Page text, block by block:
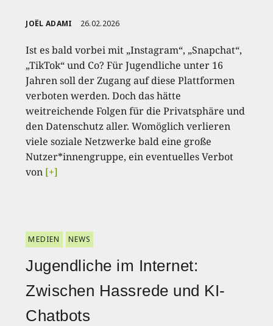
JOËL ADAMI 26.02.2026
Ist es bald vorbei mit „Instagram“, „Snapchat“,
„TikTok“ und Co? Für Jugendliche unter 16
Jahren soll der Zugang auf diese Plattformen
verboten werden. Doch das hätte
weitreichende Folgen für die Privatsphäre und
den Datenschutz aller. Womöglich verlieren
viele soziale Netzwerke bald eine große
Nutzer*innengruppe, ein eventuelles Verbot
von [+]
MEDIEN NEWS
Jugendliche im Internet:
Zwischen Hassrede und KI-
Chatbots